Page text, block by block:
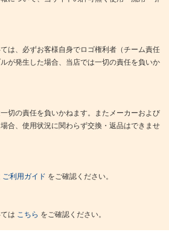
は、必ずお客様自身でロゴ権利者（チーム責任
が発生した場合、当店では一切の責任を負いか
切の責任を負いかねます。またメーカーおよび
合、使用状況に関わらず交換・返品はできませ
ご利用ガイド をご確認ください。
は こちら をご確認ください。